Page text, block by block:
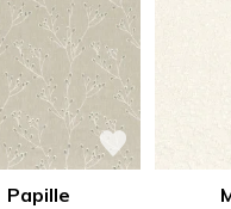
Papille